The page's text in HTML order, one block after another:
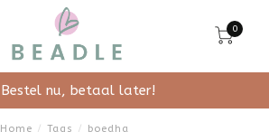
0
Bestel nu, betaal later!
Home / Tags / boedha